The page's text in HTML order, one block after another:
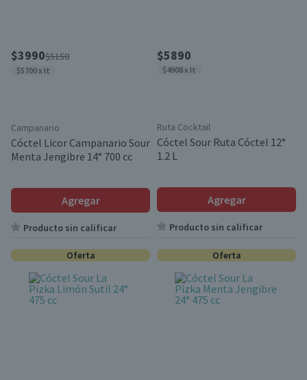
$3990$5150
$5700 x lt
Campanario
Cóctel Licor Campanario Sour
Menta Jengibre 14° 700 cc
Agregar
Producto sin calificar
$5890
$4908 x lt
Ruta Cocktail
Cóctel Sour Ruta Cóctel 12°
1.2 L
Agregar
Producto sin calificar
Oferta Oferta